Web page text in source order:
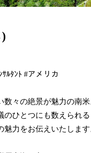
ﾙﾀﾝﾄ #アメリカ
数々の絶景が魅力の南
のひとつにも数えられ
力をお伝えいたします